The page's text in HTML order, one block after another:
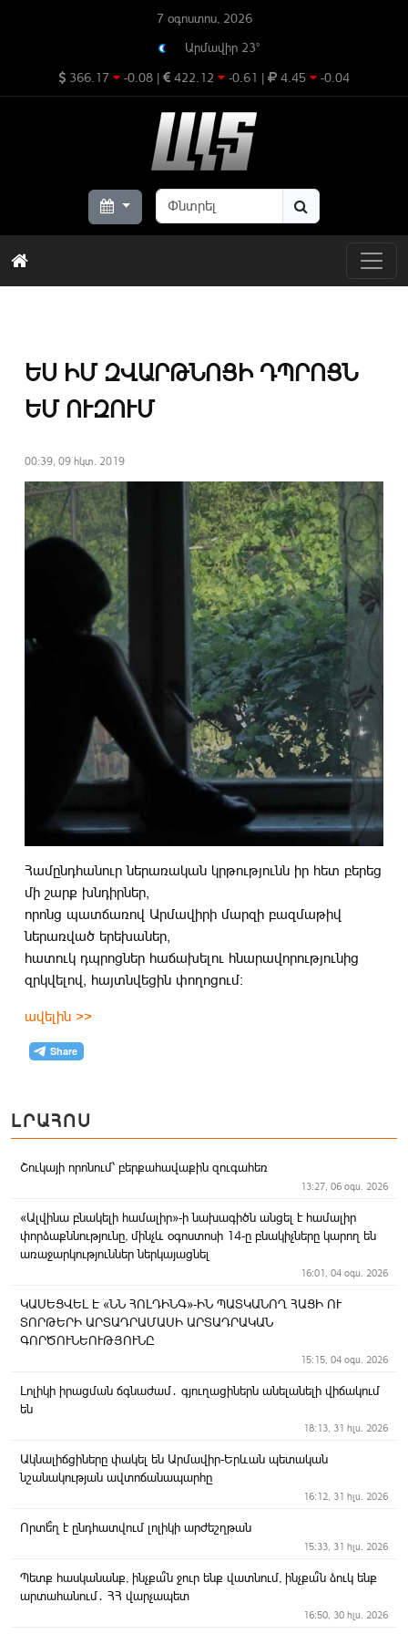
7 օգոստոս, 2026
Արմավիր 23°
366.17 -0.08 | 422.12 -0.61 | 4.45 -0.04
ԵՍ ԻՄ ԶՎԱՐԹՆՈՑԻ ԴՊՐՈՑՆ
ԵՄ ՈՒԶՈՒՄ
00:39, 09 հկտ. 2019
Համընդհանուր ներառական կրթությունն իր հետ բերեց
մի շարք խնդիրներ,
որոնց պատճառով Արմավիրի մարզի բազմաթիվ
ներառված երեխաներ,
հատուկ դպրոցներ հաճախելու հնարավորությունից
զրկվելով, հայտնվեցին փողոցում:
ավելին >>
ԼՐԱՀՈՍ
Շուկայի որոնում՝ բերքահավաքին զուգահեռ
13:27, 06 օգս. 2026
«Ալվինա բնակելի համալիր»-ի նախագիծն անցել է համալիր
փորձաքննությունը, մինչև օգոստոսի 14-ը բնակիչները կարող են
առաջարկություններ ներկայացնել
16:01, 04 օգս. 2026
ԿԱՍԵՑՎԵԼ Է «ՆՆ ՀՈԼԴԻՆԳ»-ԻՆ ՊԱՏԿԱՆՈՂ ՀԱՑԻ ՈՒ
ՏՈՐԹԵՐԻ ԱՐՏԱԴՐԱՄԱՍԻ ԱՐՏԱԴՐԱԿԱՆ
ԳՈՐԾՈՒՆԵՈՒԹՅՈՒՆԸ
15:15, 04 օգս. 2026
Լոլիկի իրացման ճգնաժամ․ գյուղացիներն անելանելի վիճակում
են
18:13, 31 հլս. 2026
Ակնալիճցիները փակել են Արմավիր-Երևան պետական
նշանակության ավտոճանապարհը
16:12, 31 հլս. 2026
Որտե՞ղ է ընդհատվում լոլիկի արժեշղթան
15:33, 31 հլս. 2026
Պետք հասկանանք, ինչքա՞ն ջուր ենք վատնում, ինչքա՞ն ձուկ ենք
արտահանում․ ՀՀ վարչապետ
16:50, 30 հլս. 2026